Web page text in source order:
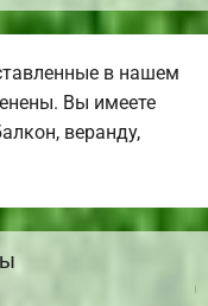
в нашем
Вы имеете
веранду,